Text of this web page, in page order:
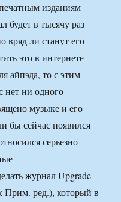
изданиям
будет в тысячу раз
вряд ли станут его
это в интернете
айпэда, то с этим
нет ни одного
музыке и его
бы сейчас появился
серьезно
журнал Upgrade
Прим. ред.), который в